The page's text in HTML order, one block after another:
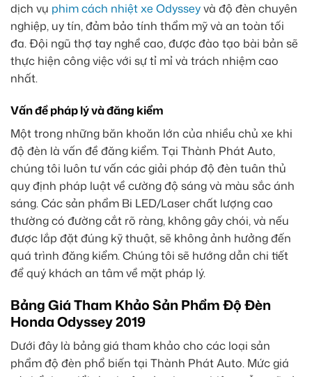
dịch vụ phim cách nhiệt xe Odysseyvà độ đèn chuyên
nghiệp, uy tín, đảm bảo tính thẩm mỹ và an toàn tối
đa. Đội ngũ thợ tay nghề cao, được đào tạo bài bản sẽ
thực hiện công việc với sự tỉ mỉ và trách nhiệm cao
nhất.
Vấn đề pháp lý và đăng kiểm
Một trong những băn khoăn lớn của nhiều chủ xe khi
độ đèn là vấn đề đăng kiểm. Tại Thành Phát Auto,
chúng tôi luôn tư vấn các giải pháp độ đèn tuân thủ
quy định pháp luật về cường độ sáng và màu sắc ánh
sáng. Các sản phẩm Bi LED/Laser chất lượng cao
thường có đường cắt rõ ràng, không gây chói, và nếu
được lắp đặt đúng kỹ thuật, sẽ không ảnh hưởng đến
quá trình đăng kiểm. Chúng tôi sẽ hướng dẫn chi tiết
để quý khách an tâm về mặt pháp lý.
Bảng Giá Tham Khảo Sản Phẩm Độ Đèn
Honda Odyssey 2019
Dưới đây là bảng giá tham khảo cho các loại sản
phẩm độ đèn phổ biến tại Thành Phát Auto. Mức giá